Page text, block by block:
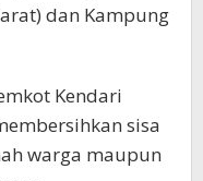
dan Kampung
Kendari
sisa
warga maupun